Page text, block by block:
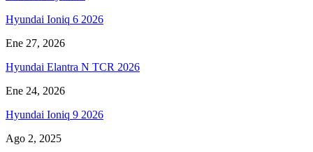
Hyundai Ioniq 6 2026
Ene 27, 2026
Hyundai Elantra N TCR 2026
Ene 24, 2026
Hyundai Ioniq 9 2026
Ago 2, 2025